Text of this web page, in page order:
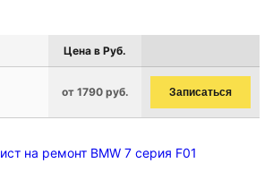
Цена в Руб.
от 1790 руб. Записаться
на ремонт BMW 7 серия F01